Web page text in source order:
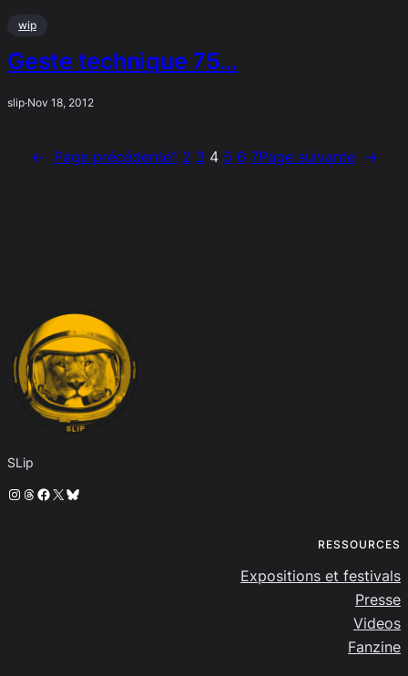
wip
Geste technique 75…
slip·Nov 18, 2012
← Page précédente1 2 3 4 5 6 7Page suivante →
SLip
Instagram
Threads
Facebook
X Bluesky
RESSOURCES
Expositions et festivals
Presse
Videos
Fanzine